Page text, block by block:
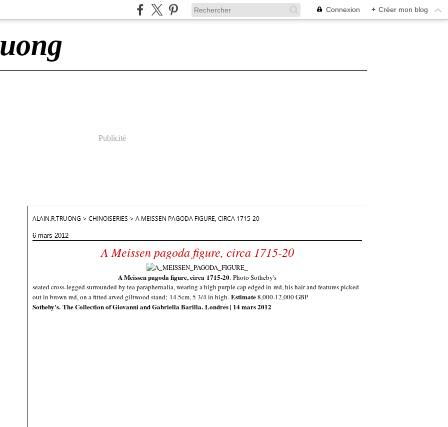
Connexion + Créer mon blog
Publicité
ALAIN.R.TRUONG > CHINOISERIES > A MEISSEN PAGODA FIGURE, CIRCA 1715-20
6 mars 2012
A Meissen pagoda figure, circa 1715-20
A Meissen pagoda figure, circa 1715-20. Photo Sotheby's
seated cross-legged surrounded by tea paraphernalia, wearing a high purple cap edged in red, his hair and features picked
out in brown red, on a fitted arved giltwood stand; 14.5cm, 5 3/4 in high. Estimate8,000-12,000 GBP
Sotheby's. The Collection of Giovanni and Gabriella Barilla. Londres | 14 mars 2012